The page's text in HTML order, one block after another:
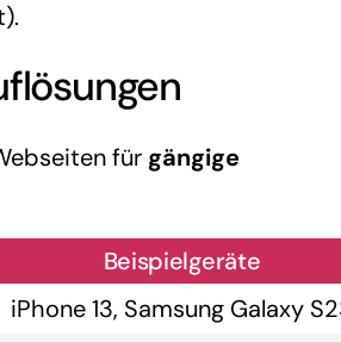
für gängige
Beispielgeräte
iPhone 13, Samsung Galaxy